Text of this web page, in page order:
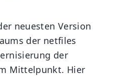
neuesten Version
der netfiles
der
Mittelpunkt. Hier